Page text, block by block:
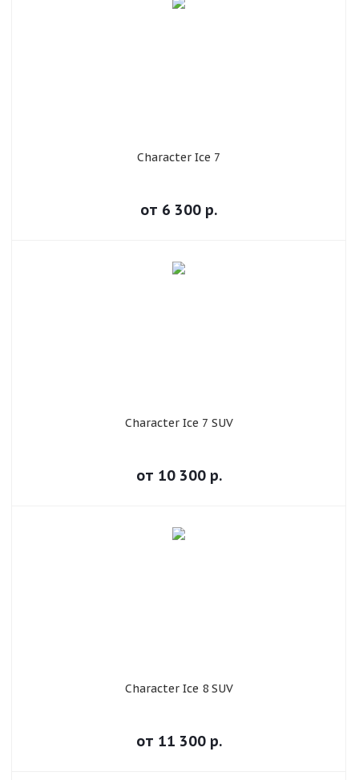
Character Ice 7
от 6 300 р.
Character Ice 7 SUV
от 10 300р.
Character Ice 8 SUV
от 11 300р.